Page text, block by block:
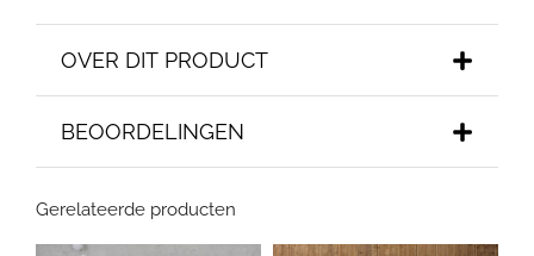
OVER DIT PRODUCT
BEOORDELINGEN
Gerelateerde producten